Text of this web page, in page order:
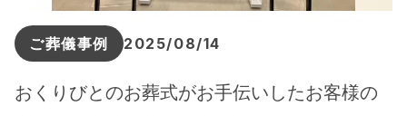
ご葬儀事例 2025/08/14
おくりびとのお葬式がお手伝いしたお客様の